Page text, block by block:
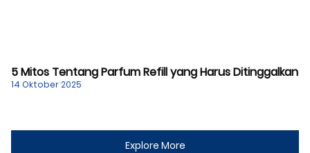
5 Mitos Tentang Parfum Refill yang Harus Ditinggalkan
14 Oktober 2025
Explore More